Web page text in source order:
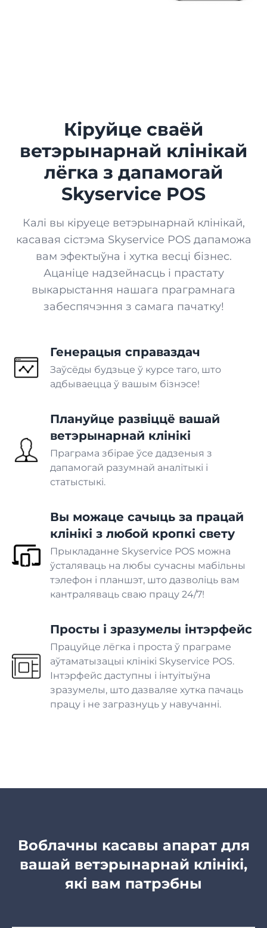
Сінхранізацыя плацежных аперацый
Термінал від ПриватБанк
Атрыманне на смартфоне
Термінал by Mono
Вопыт ад мона
QR-меню, аплата і чаявыя
Інтэграцыі, якія
бесперапыннасць вашага
бізнесу
Спіс інтэграцый
Ісці
Рынак
Крама
Ювелірная крама
Зоамагазін
Пякарня
Кандытарскія вырабы
ПАСЛУГІ
Бізнес
Дастаўка ежы
Шынамантаж
Шпіталь
Стаматалогія
Салон манікюру
Кіруйце сваёй
ветэрынарнай клінікай
лёгка з дапамогай
Skyservice POS
Калі вы кіруеце ветэрынарнай клінікай,
касавая сістэма Skyservice POS дапаможа
вам эфектыўна і хутка весці бізнес.
Ацаніце надзейнасць і прастату
выкарыстання нашага праграмнага
забеспячэння з самага пачатку!
Генерацыя справаздач
Заўсёды будзьце ў курсе таго, што
адбываецца ў вашым бізнэсе!
Плануйце развіццё вашай
ветэрынарнай клінікі
Праграма збірае ўсе дадзеныя з
дапамогай разумнай аналітыкі і
статыстыкі.
Вы можаце сачыць за працай
клінікі з любой кропкі свету
Прыкладанне Skyservice POS можна
ўсталяваць на любы сучасны мабільны
тэлефон і планшэт, што дазволіць вам
кантраляваць сваю працу 24/7!
Просты і зразумелы інтэрфейс
Працуйце лёгка і проста ў праграме
аўтаматызацыі клінікі Skyservice POS.
Інтэрфейс даступны і інтуітыўна
зразумелы, што дазваляе хутка пачаць
працу і не загразнуць у навучанні.
Воблачны касавы апарат для
вашай ветэрынарнай клінікі,
які вам патрэбны